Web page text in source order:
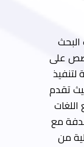
على
تقدم
مع
من